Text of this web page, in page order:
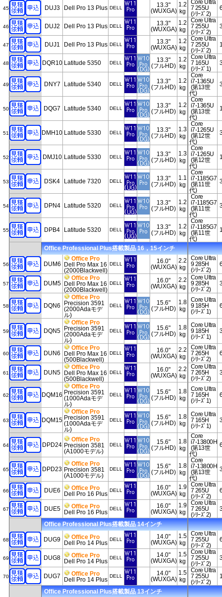
45 DUJ3 Dell Pro 13 Plus DELL
13.3"
(WUXGA)
1.2
kg
Core Ultra
7 255U
(ｼﾘｰｽﾞ2)
46 DUJ2 Dell Pro 13 Plus DELL
13.3"
(WUXGA)
1.2
kg
Core Ultra
7 255U
(ｼﾘｰｽﾞ2)
47 DUJ1 Dell Pro 13 Plus DELL
13.3"
(WUXGA)
1.2
kg
Core Ultra
7 255U
(ｼﾘｰｽﾞ2)
48 DQR10 Latitude 5350 DELL
13.3"
(フルHD)
1.2
kg
Core Ultra
7 165U
(ｼﾘｰｽﾞ1)
49 DNY7 Latitude 5340 DELL
13.3"
(フルHD)
1.2
kg
Core
i7-1365U
(第13世
代)
50 DQG7 Latitude 5340 DELL
13.3"
(フルHD)
1.2
kg
Core
i7-1365U
(第13世
代)
51 DMH10 Latitude 5330 DELL
13.3"
(フルHD)
1.3
kg
Core
i7-1265U
(第12世
代)
52 DMJ10 Latitude 5330 DELL
13.3"
(フルHD)
1.3
kg
Core
i7-1265U
(第12世
代)
53 DSK4 Latitude 7320 DELL
13.3"
(フルHD)
1.1
kg
Core
i7-1185G7
(第11世
代)
54 DPN4 Latitude 5320 DELL
13.3"
(フルHD)
1.2
kg
Core
i7-1185G7
(第11世
代)
55 DPB4 Latitude 5320 DELL
13.3"
(フルHD)
1.2
kg
Core
i7-1185G7
(第11世
代)
Office Professional Plus搭載製品 16，15インチ
56 DUM6
Office Pro
Dell Pro Max 16
(2000Blackwell)
DELL
16.0"
(WUXGA)
2.2
kg
Core Ultra
9 285H
(ｼﾘｰｽﾞ2)
57 DUM5
Office Pro
Dell Pro Max 16
(2000Blackwell)
DELL
16.0"
(WUXGA)
2.2
kg
Core Ultra
9 285H
(ｼﾘｰｽﾞ2)
58 DQN6
Office Pro
Precision 3591
(2000Adaモデ
ル)
DELL
15.6"
(フルHD)
1.8
kg
Core Ultra
9 185H
(ｼﾘｰｽﾞ1)
59 DQN5
Office Pro
Precision 3591
(2000Adaモデ
ル)
DELL
15.6"
(フルHD)
1.8
kg
Core Ultra
9 185H
(ｼﾘｰｽﾞ1)
60 DUN6
Office Pro
Dell Pro Max 16
(500Blackwell)
DELL
16.0"
(WUXGA)
2.2
kg
Core Ultra
7 265H
(ｼﾘｰｽﾞ2)
61 DUN5
Office Pro
Dell Pro Max 16
(500Blackwell)
DELL
16.0"
(WUXGA)
2.2
kg
Core Ultra
7 265H
(ｼﾘｰｽﾞ2)
62 DQM16
Office Pro
Precision 3591
(1000Adaモデ
ル)
DELL
15.6"
(フルHD)
1.8
kg
Core Ultra
7 165H
(ｼﾘｰｽﾞ1)
63 DQM15
Office Pro
Precision 3591
(1000Adaモデ
ル)
DELL
15.6"
(フルHD)
1.8
kg
Core Ultra
7 165H
(ｼﾘｰｽﾞ1)
64 DPD24
Office Pro
Precision 3581
(A1000モデル)
DELL
15.6"
(フルHD)
1.8
kg
Core
i7-13800H
(第13世
代)
65 DPD23
Office Pro
Precision 3581
(A1000モデル)
DELL
15.6"
(フルHD)
1.8
kg
Core
i7-13800H
(第13世
代)
66 DUE6
Office Pro
Dell Pro 16 Plus
DELL
16.0"
(WUXGA)
1.9
kg
Core Ultra
7 265U
(ｼﾘｰｽﾞ2)
67 DUE5
Office Pro
Dell Pro 16 Plus
DELL
16.0"
(WUXGA)
1.9
kg
Core Ultra
7 265U
(ｼﾘｰｽﾞ2)
Office Professional Plus搭載製品 14インチ
68 DUG9
Office Pro
Dell Pro 14 Plus
DELL
14.0"
(WUXGA)
1.5
kg
Core Ultra
7 255U
(ｼﾘｰｽﾞ2)
69 DUG8
Office Pro
Dell Pro 14 Plus
DELL
14.0"
(WUXGA)
1.5
kg
Core Ultra
7 255U
(ｼﾘｰｽﾞ2)
70 DUG7
Office Pro
Dell Pro 14 Plus
DELL
14.0"
(WUXGA)
1.5
kg
Core Ultra
7 255U
(ｼﾘｰｽﾞ2)
Office Professional Plus搭載製品 13インチ